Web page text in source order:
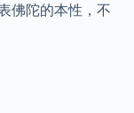
佛陀的本性，不